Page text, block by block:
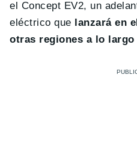
el Concept EV2, un
eléctrico que lanzará en
otras regiones a lo largo